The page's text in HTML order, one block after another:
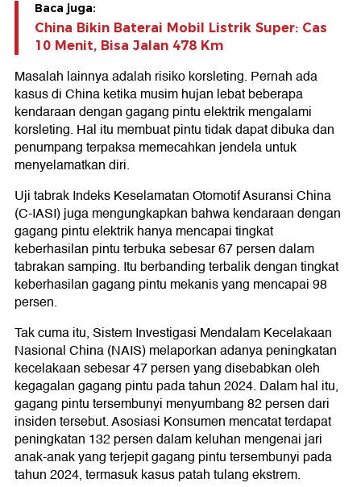
Baca juga:
China Bikin Baterai Mobil Listrik Super: Cas
10 Menit, Bisa Jalan 478 Km
Masalah lainnya adalah risiko korsleting. Pernah ada
kasus di China ketika musim hujan lebat beberapa
kendaraan dengan gagang pintu elektrik mengalami
korsleting. Hal itu membuat pintu tidak dapat dibuka dan
penumpang terpaksa memecahkan jendela untuk
menyelamatkan diri.
Uji tabrak Indeks Keselamatan Otomotif Asuransi China
(C-IASI) juga mengungkapkan bahwa kendaraan dengan
gagang pintu elektrik hanya mencapai tingkat
keberhasilan pintu terbuka sebesar 67 persen dalam
tabrakan samping. Itu berbanding terbalik dengan tingkat
keberhasilan gagang pintu mekanis yang mencapai 98
persen.
Tak cuma itu, Sistem Investigasi Mendalam Kecelakaan
Nasional China (NAIS) melaporkan adanya peningkatan
kecelakaan sebesar 47 persen yang disebabkan oleh
kegagalan gagang pintu pada tahun 2024. Dalam hal itu,
gagang pintu tersembunyi menyumbang 82 persen dari
insiden tersebut. Asosiasi Konsumen mencatat terdapat
peningkatan 132 persen dalam keluhan mengenai jari
anak-anak yang terjepit gagang pintu tersembunyi pada
tahun 2024, termasuk kasus patah tulang ekstrem.